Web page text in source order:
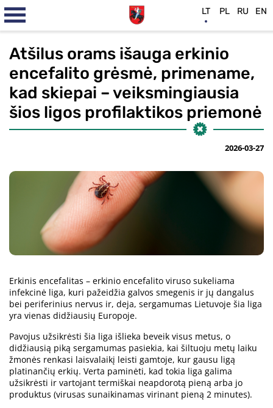
Atšilus orams išauga erkinio
encefalito grėsmė, primename,
kad skiepai – veiksmingiausia
šios ligos profilaktikos priemonė
2026-03-27
Erkinis encefalitas – erkinio encefalito viruso sukeliama
infekcinė liga, kuri pažeidžia galvos smegenis ir jų dangalus
bei periferinius nervus ir, deja, sergamumas Lietuvoje šia liga
yra vienas didžiausių Europoje.
Pavojus užsikrėsti šia liga išlieka beveik visus metus, o
didžiausią piką sergamumas pasiekia, kai šiltuoju metų laiku
žmonės renkasi laisvalaikį leisti gamtoje, kur gausu ligą
platinančių erkių. Verta paminėti, kad tokia liga galima
užsikrėsti ir vartojant termiškai neapdorotą pieną arba jo
produktus (virusas sunaikinamas virinant pieną 2 minutes).
LT PL RU EN